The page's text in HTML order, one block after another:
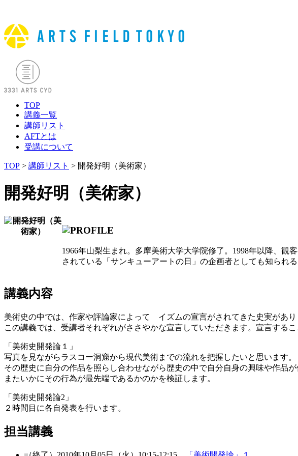
TOP
講義一覧
講師リスト
AFTとは
受講について
TOP > 講師リスト > 開発好明（美術家）
開発好明（美術家）
1966年山梨生まれ。多摩美術大学大学院修了。1998年以降、
されている「サンキューアートの日」の企画者としても知られる
講義内容
美術史の中では、作家や評論家によって イズムの宣言がされてきた史実があ
この講義では、受講者それぞれがささやかな宣言していただきます。宣言する
「美術史開発論１」
写真を見ながらラスコー洞窟から現代美術までの流れを把握したいと思います。
その歴史に自分の作品を照らし合わせながら歴史の中で自分自身の興味や作品
またいかにその行為が最先端であるかのかを検証します。
「美術史開発論2」
２時間目に各自発表を行います。
担当講義